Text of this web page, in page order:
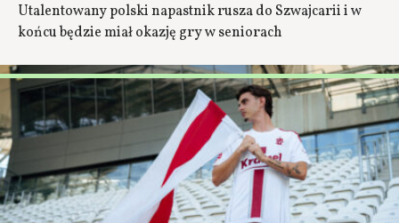
Utalentowany polski napastnik rusza do Szwajcarii i w
końcu będzie miał okazję gry w seniorach